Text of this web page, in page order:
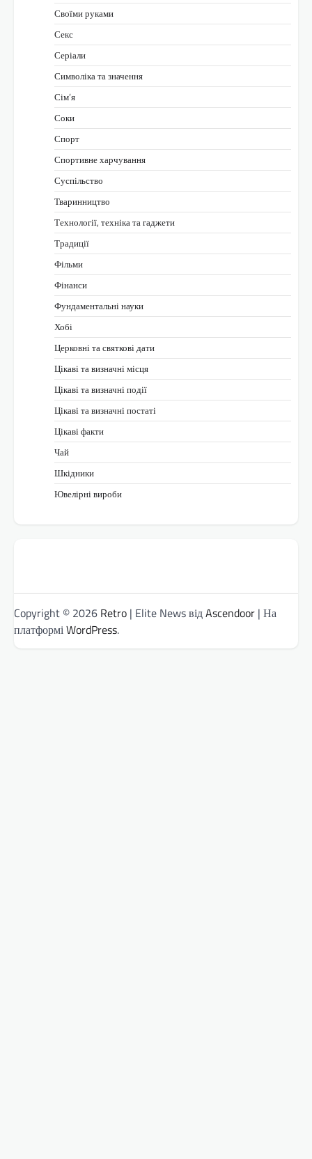
Своїми руками
Секс
Серіали
Символіка та значення
Сім’я
Соки
Спорт
Спортивне харчування
Суспільство
Тваринництво
Технології, техніка та гаджети
Традиції
Фільми
Фінанси
Фундаментальні науки
Хобі
Церковні та святкові дати
Цікаві та визначні місця
Цікаві та визначні події
Цікаві та визначні постаті
Цікаві факти
Чай
Шкідники
Ювелірні вироби
Copyright © 2026 Retro | Elite News відAscendoor | На
платформіWordPress.